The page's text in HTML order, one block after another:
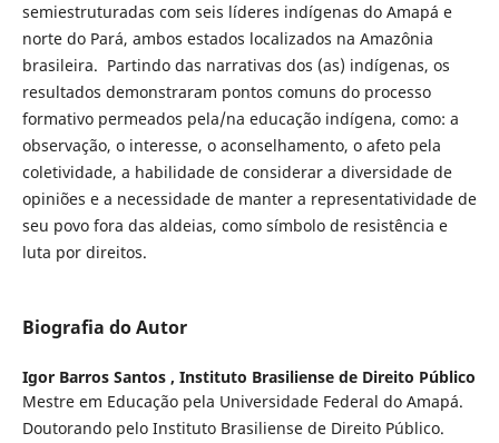
semiestruturadas com seis líderes indígenas do Amapá e
norte do Pará, ambos estados localizados na Amazônia
brasileira. Partindo das narrativas dos (as) indígenas, os
resultados demonstraram pontos comuns do processo
formativo permeados pela/na educação indígena, como: a
observação, o interesse, o aconselhamento, o afeto pela
coletividade, a habilidade de considerar a diversidade de
opiniões e a necessidade de manter a representatividade de
seu povo fora das aldeias, como símbolo de resistência e
luta por direitos.
Biografia do Autor
Igor Barros Santos , Instituto Brasiliense de Direito Público
Mestre em Educação pela Universidade Federal do Amapá.
Doutorando pelo Instituto Brasiliense de Direito Público.